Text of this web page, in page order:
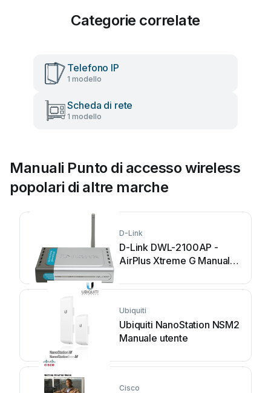
Categorie correlate
Telefono IP
1 modello
Scheda di rete
1 modello
Manuali Punto di accesso wireless
popolari di altre marche
D-Link
D-Link DWL-2100AP -
AirPlus Xtreme G Manuale
Ubiquiti
Ubiquiti NanoStation NSM2
Manuale utente
Cisco